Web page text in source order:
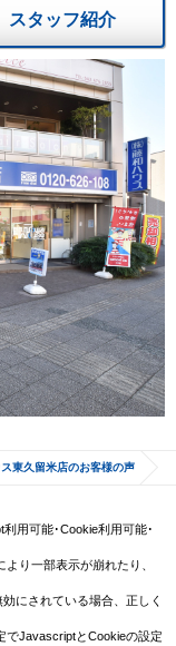
スタッフ紹介
東久留米店のお客様の声
用可能･Cookie利用可能･
り一部表示が崩れたり、
にされている場合、正しく
でJavascriptとCookieの設定